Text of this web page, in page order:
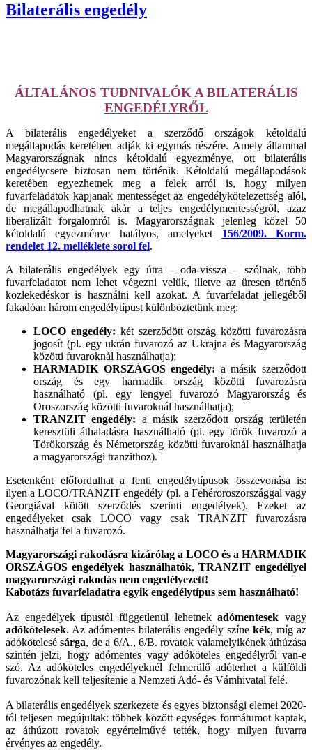
Bilaterális engedély
ÁLTALÁNOS TUDNIVALÓK A BILATERÁLIS
ENGEDÉLYRŐL
A bilaterális engedélyeket a szerződő országok kétoldalú
megállapodás keretében adják ki egymás részére. Amely állammal
Magyarországnak nincs kétoldalú egyezménye, ott bilaterális
engedélycsere biztosan nem történik. Kétoldalú megállapodások
keretében egyezhetnek meg a felek arról is, hogy milyen
fuvarfeladatok kapjanak mentességet az engedélykötelezettség alól,
de megállapodhatnak akár a teljes engedélymentességről, azaz
liberalizált forgalomról is. Magyarországnak jelenleg közel 50
kétoldalú egyezménye hatályos, amelyeket 156/2009. Korm.
rendelet 12. melléklete sorol fel.
A bilaterális engedélyek egy útra – oda-vissza – szólnak, több
fuvarfeladatot nem lehet végezni velük, illetve az üresen történő
közlekedéskor is használni kell azokat. A fuvarfeladat jellegéből
fakadóan három engedélytípust különböztetünk meg:
LOCO engedély: két szerződött ország közötti fuvarozásra
jogosít (pl. egy ukrán fuvarozó az Ukrajna és Magyarország
közötti fuvaroknál használhatja);
HARMADIK ORSZÁGOS engedély: a másik szerződött
ország és egy harmadik ország közötti fuvarozásra
használható (pl. egy lengyel fuvarozó Magyarország és
Oroszország közötti fuvaroknál használhatja);
TRANZIT engedély: a másik szerződött ország területén
keresztüli áthaladásra használható (pl. egy török fuvarozó a
Törökország és Németország közötti fuvaroknál használhatja
a magyarországi tranzithoz).
Esetenként előfordulhat a fenti engedélytípusok összevonása is:
ilyen a LOCO/TRANZIT engedély (pl. a Fehéroroszországgal vagy
Georgiával kötött szerződés szerinti engedélyek). Ezeket az
engedélyeket csak LOCO vagy csak TRANZIT fuvarozásra
használhatja fel a fuvarozó.
Magyarországi rakodásra kizárólag a LOCO és a HARMADIK
ORSZÁGOS engedélyek használhatók, TRANZIT engedéllyel
magyarországi rakodás nem engedélyezett!
Kabotázs fuvarfeladatra egyik engedélytípus sem használható!
Az engedélyek típustól függetlenül lehetnekadómentesekvagy
adókötelesek. Az adómentes bilaterális engedély színe kék, míg az
adókötelesésárga, de a 6/A., 6/B. rovatok valamelyikének áthúzása
szintén jelzi, hogy adómentes vagy adóköteles engedélyről van-e
szó. Az adóköteles engedélyeknél felmerülő adóterhet a külföldi
fuvarozónak kell teljesítenie a Nemzeti Adó- és Vámhivatal felé.
A bilaterális engedélyek szerkezete és egyes biztonsági elemei 2020-
tól teljesen megújultak: többek között egységes formátumot kaptak,
az áthúzott rovatok egyértelművé tették, hogy milyen fuvarra
érvényes az engedély.